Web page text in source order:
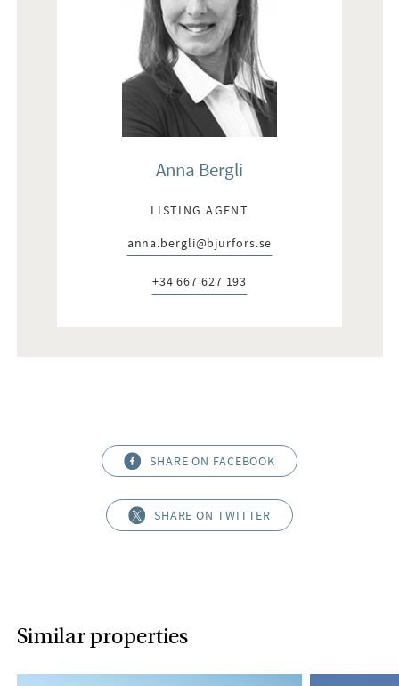
Anna Bergli
LISTING AGENT
E-post:
anna.bergli@bjurfors.se
Telefon:
+34 667 627 193
SHARE ON FACEBOOK
SHARE ON TWITTER
Similar properties